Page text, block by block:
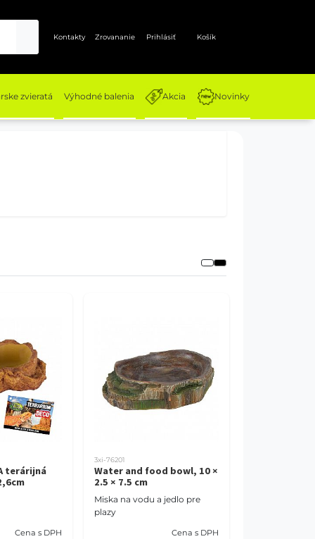
Kontakty Zrovananie Prihlásiť Košík
zvieratá Výhodné balenia Akcia Novinky
terárijná
Cena s DPH
3xi-76201
Water and food bowl, 10 ×
2.5 × 7.5 cm
Miska na vodu a jedlo pre
plazy
Cena s DPH